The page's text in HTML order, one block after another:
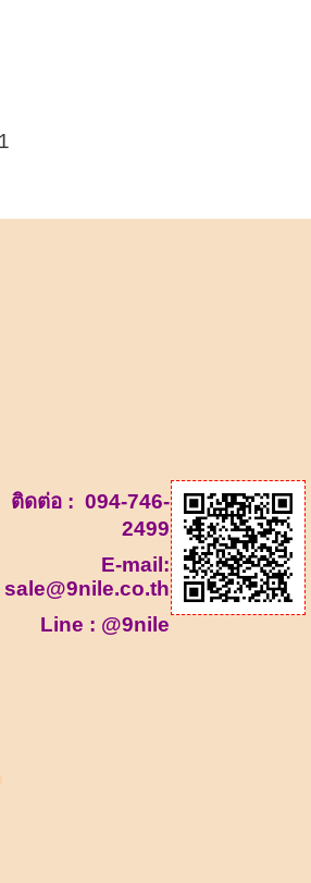
ติดต่อ : 094-746-
2499
E-mail:
sale@9nile.co.th
Line : @9nile